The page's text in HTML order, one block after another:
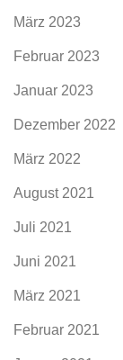
März 2023
Februar 2023
Januar 2023
Dezember 2022
März 2022
August 2021
Juli 2021
Juni 2021
März 2021
Februar 2021